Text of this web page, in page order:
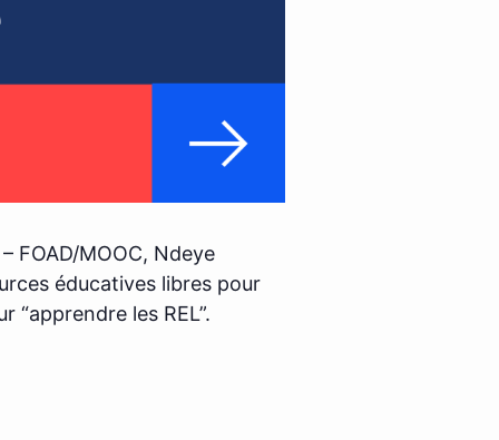
FOAD/MOOC, Ndeye
éducatives libres pour
“apprendre les REL”.